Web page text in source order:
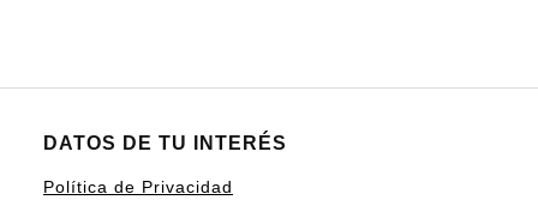
DATOS DE TU INTERÉS
Política de Privacidad